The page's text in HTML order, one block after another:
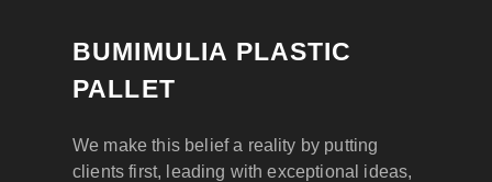
BUMIMULIA PLASTIC
PALLET
We make this belief a reality by putting
clients first, leading with exceptional ideas,